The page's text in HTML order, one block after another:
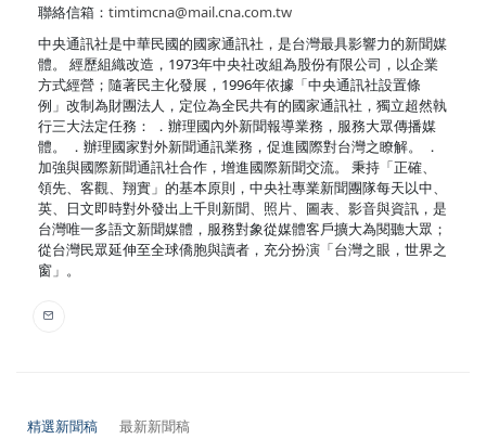
聯絡信箱： timtimcna@mail.cna.com.tw
中央通訊社是中華民國的國家通訊社，是台灣最具影響力的新聞媒
體。 經歷組織改造，1973年中央社改組為股份有限公司，以企業
方式經營；隨著民主化發展，1996年依據「中央通訊社設置條
例」改制為財團法人，定位為全民共有的國家通訊社，獨立超然執
行三大法定任務： ．辦理國內外新聞報導業務，服務大眾傳播媒
體。 ．辦理國家對外新聞通訊業務，促進國際對台灣之瞭解。 ．
加強與國際新聞通訊社合作，增進國際新聞交流。 秉持「正確、
領先、客觀、翔實」的基本原則，中央社專業新聞團隊每天以中、
英、日文即時對外發出上千則新聞、照片、圖表、影音與資訊，是
台灣唯一多語文新聞媒體，服務對象從媒體客戶擴大為閱聽大眾；
從台灣民眾延伸至全球僑胞與讀者，充分扮演「台灣之眼，世界之
窗」。
精選新聞稿 最新新聞稿